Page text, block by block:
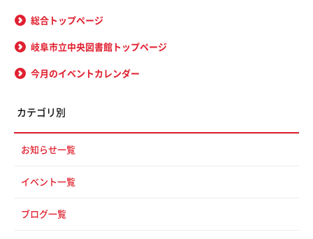
総合トップページ
岐阜市立中央図書館トップページ
今月のイベントカレンダー
カテゴリ別
お知らせ一覧
イベント一覧
ブログ一覧